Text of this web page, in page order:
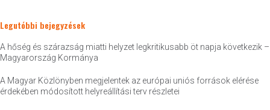
Legutóbbi bejegyzések
A hőség és szárazság miatti helyzet legkritikusabb öt napja következik –
Magyarország Kormánya
A Magyar Közlönyben megjelentek az európai uniós források elérése
érdekében módosított helyreállítási terv részletei